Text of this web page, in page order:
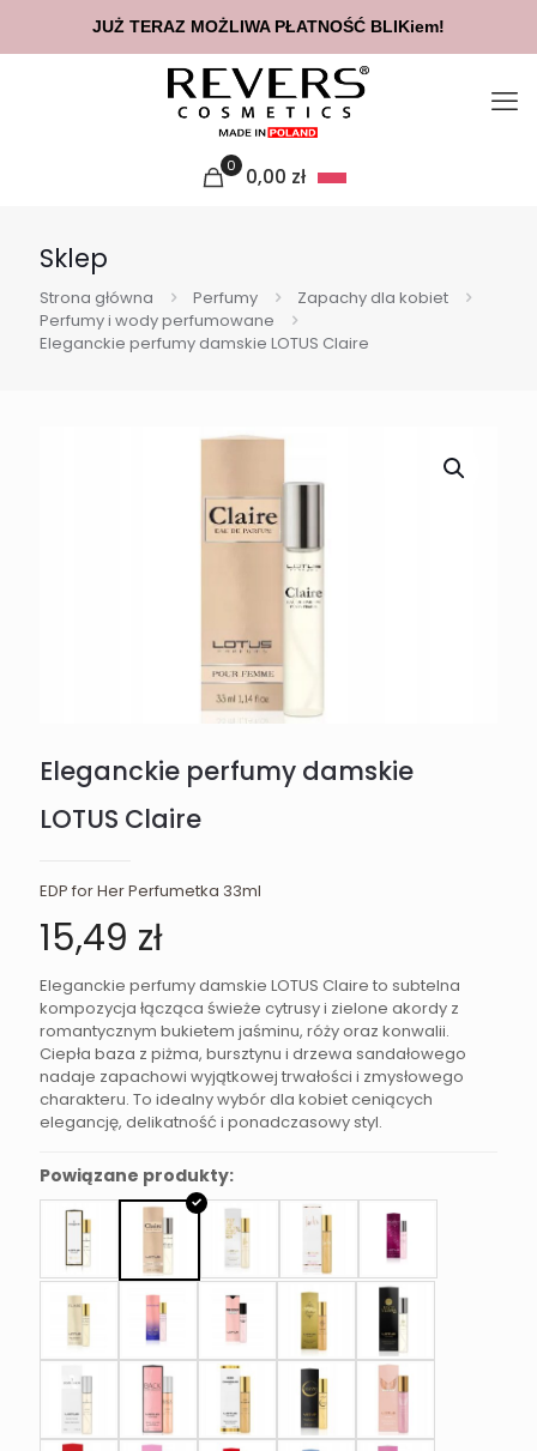
0 0,00 zł
Sklep
Strona główna Perfumy
Zapachy dla kobiet
Perfumy i wody perfumowane
Eleganckie perfumy damskie LOTUS Claire
Eleganckie perfumy damskie
LOTUS Claire
EDP for Her Perfumetka 33ml
15,49 zł
Eleganckie perfumy damskie LOTUS Claire to subtelna
kompozycja łącząca świeże cytrusy i zielone akordy z
romantycznym bukietem jaśminu, róży oraz konwalii.
Ciepła baza z piżma, bursztynu i drzewa sandałowego
nadaje zapachowi wyjątkowej trwałości i zmysłowego
charakteru. To idealny wybór dla kobiet ceniących
elegancję, delikatność i ponadczasowy styl.
Powiązane produkty:
INPOST ZŁOŻONE DO GODZINY 14:00 WYŚLEMY